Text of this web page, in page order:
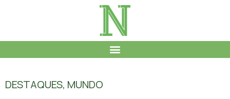
DESTAQUES, MUNDO